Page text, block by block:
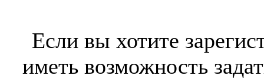
Если вы хотите
иметь возможность